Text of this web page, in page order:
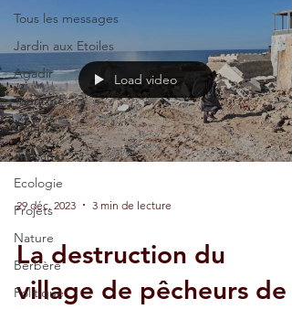
Tous les messages
Jardin aux Etoiles
Agadir
Tourisme
Culture
Artisanat
Ecologie
Projets
Nature
Berbère
Politique
Load video
29 déc. 2023 3 min de lecture
La destruction du
village de pêcheurs de